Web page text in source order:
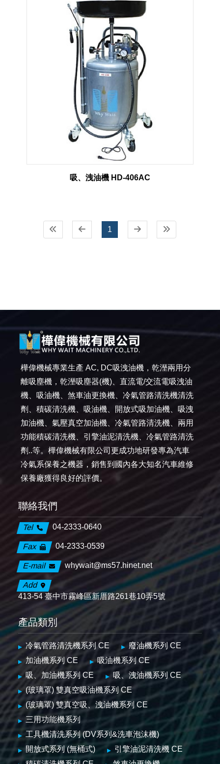
吸、洩油機 HD-406AC
1
樺偉機械專業生產 AC, DC吸洩油機，乾溼兩用分
離吸塵機，乾溼吸塵器(機)、直流電/交流電吸洩油
機、吸油機、煞車油更換機、冷氣管路清洗機清洗
劑、積碳清洗機、吸油機、開放式吸加油機、吸洩
加油機、氣壓真空加油機、冷氣管路清洗機、兩用
功能積碳清洗機、引擎油泥清洗機、冷氣管路清洗
劑..等。樺偉機械有限公司更成功地研發專為汽車
冷氣系保養之機器，銷售到國內各大知名汽車維修
保養廠獲得良好的評價。
聯絡我們
Tel 04-2333-0640
Fax 04-2333-0539
E-mail whywait@ms57.hinet.net
Add
413-54 臺中市霧峰區新厝路261巷10弄5號
產品類別
冷氣管路清洗機系列 CE
廢油機系列 CE
加油機系列 CE
吸油機系列 CE
吸、加油機系列 CE
吸、洩油機系列 CE
(玻璃罩) 雙真空吸油機系列 CE
(玻璃罩) 雙真空吸、洩油機系列 CE
三用功能機系列
工具機清洗系列 (DV系列&洗車泡沫機)
開放式系列 (無桶式)
引擎油泥清洗機 CE